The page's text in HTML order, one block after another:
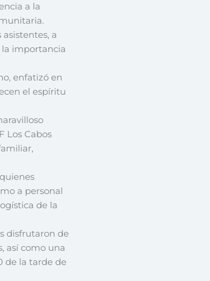
a la
a
la importancia
enfatizó en
el espíritu
Los Cabos
a personal
de la
disfrutaron de
así como una
de la tarde de